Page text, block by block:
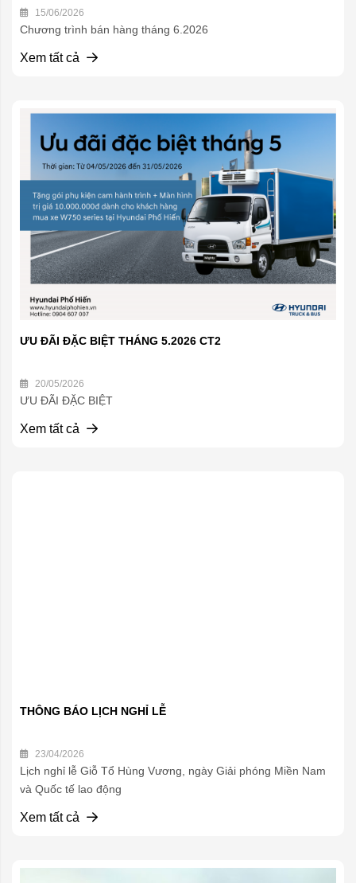
15/06/2026
Chương trình bán hàng tháng 6.2026
Xem tất cả
ƯU ĐÃI ĐẶC BIỆT THÁNG 5.2026 CT2
20/05/2026
ƯU ĐÃI ĐẶC BIỆT
Xem tất cả
THÔNG BÁO LỊCH NGHỈ LỄ
23/04/2026
Lịch nghỉ lễ Giỗ Tổ Hùng Vương, ngày Giải phóng Miền Nam
và Quốc tế lao động
Xem tất cả